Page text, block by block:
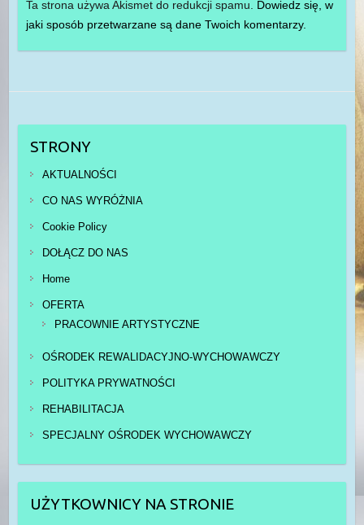
Ta strona używa Akismet do redukcji spamu. Dowiedz się, w
jaki sposób przetwarzane są dane Twoich komentarzy.
STRONY
AKTUALNOŚCI
CO NAS WYRÓŻNIA
Cookie Policy
DOŁĄCZ DO NAS
Home
OFERTA
PRACOWNIE ARTYSTYCZNE
OŚRODEK REWALIDACYJNO-WYCHOWAWCZY
POLITYKA PRYWATNOŚCI
REHABILITACJA
SPECJALNY OŚRODEK WYCHOWAWCZY
UŻYTKOWNICY NA STRONIE